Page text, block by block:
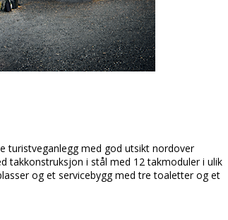
turistveganlegg med god utsikt nordover
takkonstruksjon i stål med 12 takmoduler i ulik
og et servicebygg med tre toaletter og et